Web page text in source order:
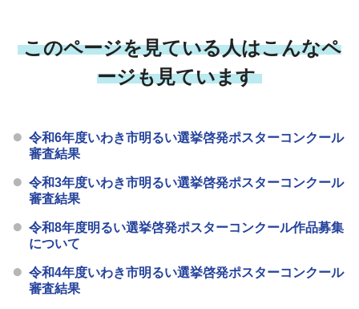
このページを見ている人はこんなペ
ージも見ています
令和6年度いわき市明るい選挙啓発ポスターコンクール
審査結果
令和3年度いわき市明るい選挙啓発ポスターコンクール
審査結果
令和8年度明るい選挙啓発ポスターコンクール作品募集
について
令和4年度いわき市明るい選挙啓発ポスターコンクール
審査結果